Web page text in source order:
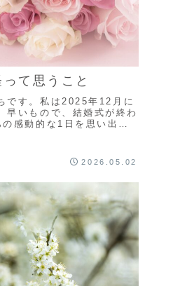
て思うこと
です。私は2025年12月に
早いもので、結婚式が終わ
感動的な1日を思い出し
2026.05.02